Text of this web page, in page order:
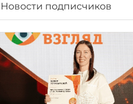
Новости подписчиков